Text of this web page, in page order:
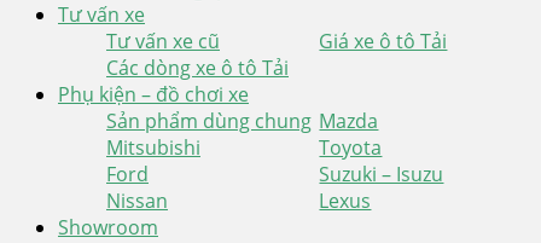
Tư vấn xe
Tư vấn xe cũ
Giá xe ô tô Tải
Các dòng xe ô tô Tải
Phụ kiện – đồ chơi xe
Sản phẩm dùng chung Mazda
Mitsubishi
Toyota
Ford
Suzuki – Isuzu
Nissan
Lexus
Showroom